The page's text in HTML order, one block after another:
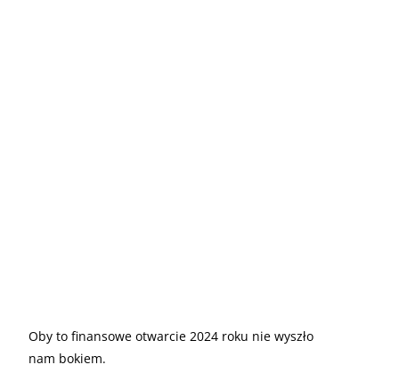
Oby to finansowe otwarcie 2024 roku nie wyszło
nam bokiem.